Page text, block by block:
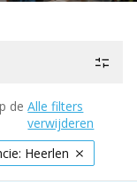
de Alle filters
verwijderen
Heerlen